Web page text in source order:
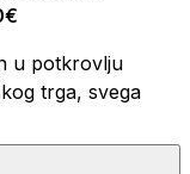
u potkrovlju
trga, svega